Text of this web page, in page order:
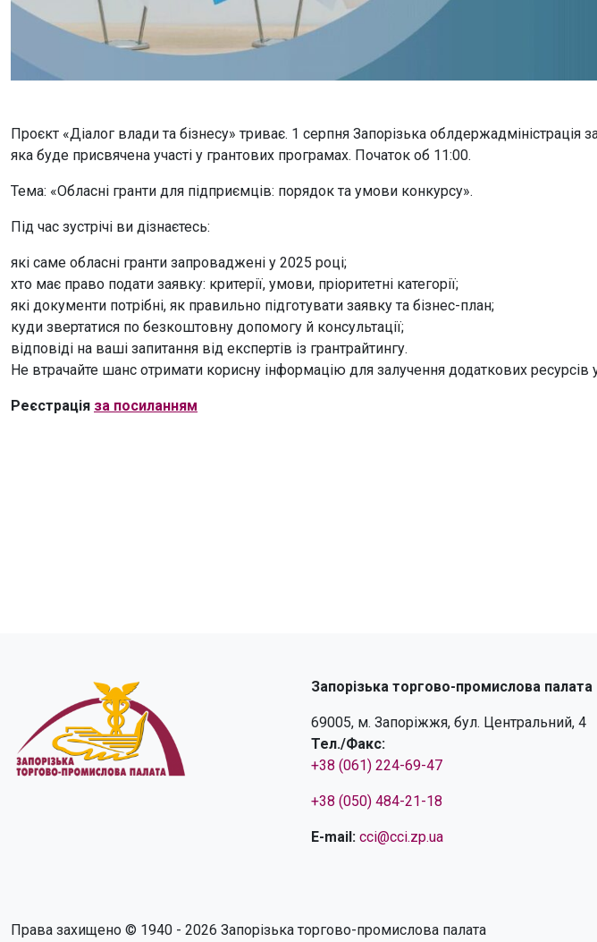
Проєкт «Діалог влади та бізнесу» триває. 1 серпня Запорізька облдержадміністрація
яка буде присвячена участі у грантових програмах. Початок об 11:00.
Тема: «Обласні гранти для підприємців: порядок та умови конкурсу».
Під час зустрічі ви дізнаєтесь:
які саме обласні гранти запроваджені у 2025 році;
хто має право подати заявку: критерії, умови, пріоритетні категорії;
які документи потрібні, як правильно підготувати заявку та бізнес-план;
куди звертатися по безкоштовну допомогу й консультації;
відповіді на ваші запитання від експертів із грантрайтингу.
Не втрачайте шанс отримати корисну інформацію для залучення додаткових ресурсів у
Реєстрація за посиланням
Запорізька торгово-промислова палата
69005, м. Запоріжжя, бул. Центральний, 4
Тел./Факс:
+38 (061) 224-69-47
+38 (050) 484-21-18
E-mail: cci@cci.zp.ua
Права захищено © 1940 - 2026 Запорізька торгово-промислова палата